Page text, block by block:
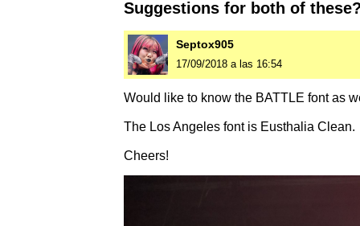
Suggestions for both of
Septox905
17/09/2018 a las 16:54
Would like to know the BATTLE font as
The Los Angeles font is Eusthalia Clean.
Cheers!